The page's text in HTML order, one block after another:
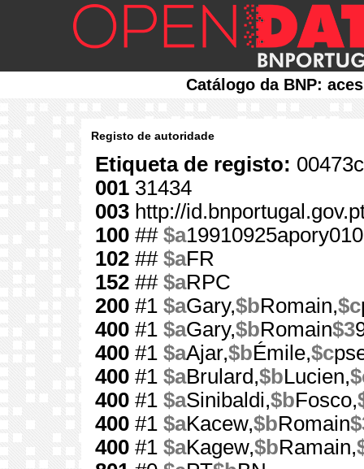
Catálogo da BNP:
Registo de autoridade
Etiqueta de registo:
001 31434
003 http://
100 ## $a
102 ## $aFR
152 ## $aRPC
200 #1 $aGary,$bRomain,$c
400 #1 $aGary,$bRomain$3
400 #1 $aAjar,$bÉmile,$c
400 #1 $aBrulard,$bLucien,
400 #1 $aSinibaldi,$bFosco,
400 #1 $aKacew,$bRomain
400 #1 $aKagew,$bRamain,